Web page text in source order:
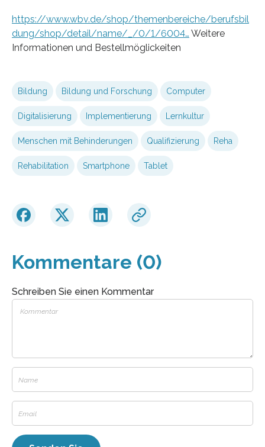
https://www.wbv.de/shop/themenbereiche/berufsbil
dung/shop/detail/name/_/0/1/6004… Weitere
Informationen und Bestellmöglickeiten
Bildung Bildung und Forschung Computer
Digitalisierung Implementierung Lernkultur
Menschen mit Behinderungen Qualifizierung Reha
Rehabilitation Smartphone Tablet
Kommentare (0)
Schreiben Sie einen Kommentar